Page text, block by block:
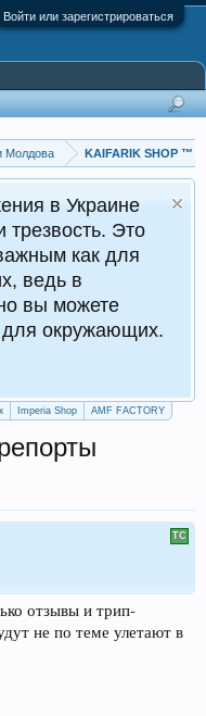
Войти или зарегистрироваться
Молдова KAIFARIK SHOP
в Украине
трезвость. Это
как для
ведь в
вы можете
для окружающих.
Imperia Shop AMF FACTORY
отзывы и трип-
не по теме улетают в